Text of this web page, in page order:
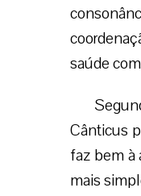
saúde
Cânticus
faz bem à
mais